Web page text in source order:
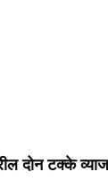
दोन टक्के